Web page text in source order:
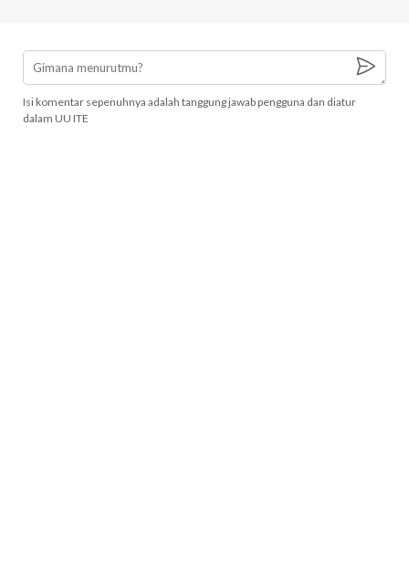
Isi komentar sepenuhnya adalah tanggung jawab pengguna dan diatur
dalam UU ITE